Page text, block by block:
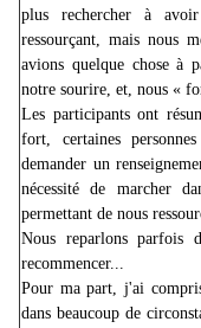
plus rechercher à
ressourçant, mais nous
avions quelque chose à
notre sourire, et, nous «
Les participants ont
fort, certaines
demander un
nécessité de marcher
permettant de nous
Nous reparlons parfois
recommencer...
Pour ma part, j'ai
dans beaucoup de